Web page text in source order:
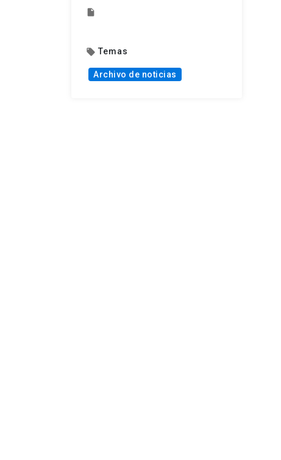
insert_drive_file
local_offer Temas
Archivo de noticias